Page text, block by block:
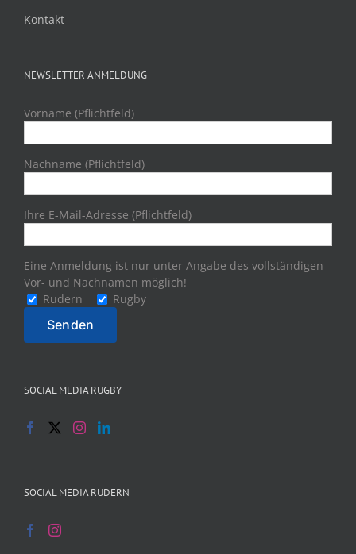
Kontakt
NEWSLETTER ANMELDUNG
Vorname (Pflichtfeld)
Nachname (Pflichtfeld)
Ihre E-Mail-Adresse (Pflichtfeld)
Eine Anmeldung ist nur unter Angabe des vollständigen
Vor- und Nachnamen möglich!
Rudern
Rugby
SOCIAL MEDIA RUGBY
SOCIAL MEDIA RUDERN